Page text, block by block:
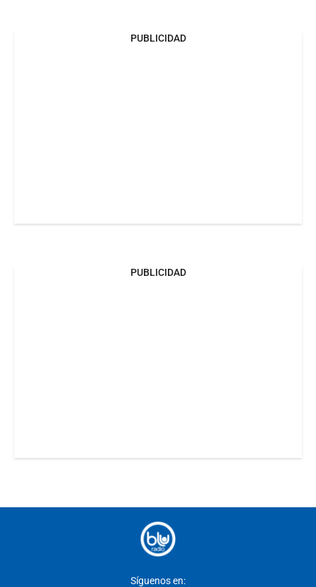
PUBLICIDAD
PUBLICIDAD
Síguenos en: